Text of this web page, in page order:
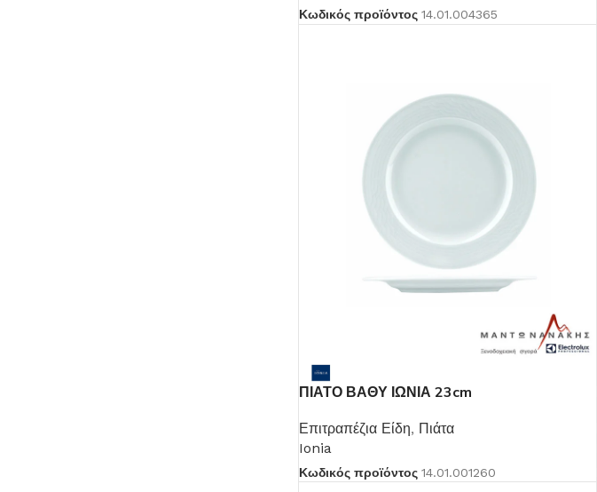
Κωδικός προϊόντος 14.01.004365
ΠΙΑΤΟ ΒΑΘΥ ΙΩΝΙΑ 23cm
Επιτραπέζια Είδη, Πιάτα
Ionia
Κωδικός προϊόντος 14.01.001260